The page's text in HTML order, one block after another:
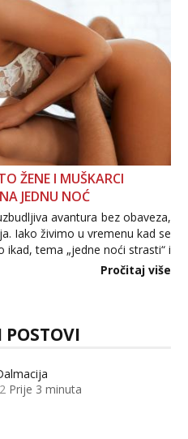
ŽENE I MUŠKARCI
JEDNU NOĆ
avantura bez obaveza,
Iako živimo u vremenu kad se
tema „jedne noći strasti“ i
Što zapravo misle žene, a što
Pročitaj više
POSTOVI
Prije 3 minuta